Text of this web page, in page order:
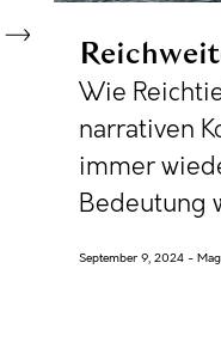
Wie
narrativen
immer
Bedeutung
September 9, 2024